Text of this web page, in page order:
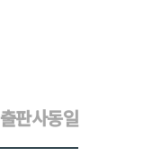
출판사동일